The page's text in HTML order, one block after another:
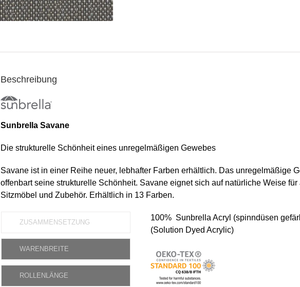
Beschreibung
Sunbrella Savane
Die strukturelle Schönheit eines unregelmäßigen Gewebes
Savane ist in einer Reihe neuer, lebhafter Farben erhältlich. Das unregelmäßige
offenbart seine strukturelle Schönheit. Savane eignet sich auf natürliche Weise für
Sitzmöbel und Zubehör. Erhältlich in 13 Farben.
ZUSAMMENSETZUNG
WARENBREITE
ROLLENLÄNGE
100% Sunbrella Acryl (spinndüsen
(Solution Dyed Acrylic)